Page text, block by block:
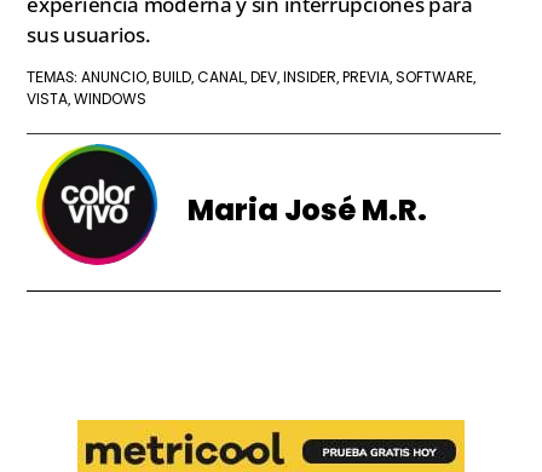
sus usuarios.
TEMAS:ANUNCIO, BUILD,CANAL, DEV, INSIDER, PREVIA,SOFTWARE,
VISTA,WINDOWS
Maria José M.R.